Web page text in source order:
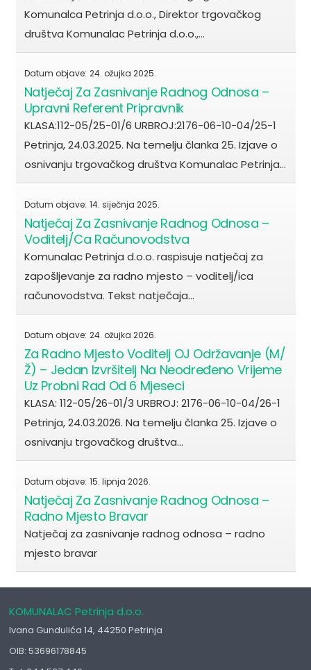
Komunalca Petrinja d.o.o., Direktor trgovačkog
društva Komunalac Petrinja d.o.o.,…
Datum objave: 24. ožujka 2025.
Natječaj Za Zasnivanje Radnog Odnosa –
Upravni Referent Pripravnik
KLASA:112-05/25-01/6 URBROJ:2176-06-10-04/25-1
Petrinja, 24.03.2025. Na temelju članka 25. Izjave o
osnivanju trgovačkog društva Komunalac Petrinja…
Datum objave: 14. siječnja 2025.
Natječaj Za Zasnivanje Radnog Odnosa –
Voditelj/ca Računovodstva
Komunalac Petrinja d.o.o. raspisuje natječaj za
zapošljevanje za radno mjesto – voditelj/ica
računovodstva. Tekst natječaja…
Datum objave: 24. ožujka 2026.
Za Radno Mjesto Voditelj OJ Održavanje (m/
Ž) – Jedan Izvršitelj Na Neodređeno Vrijeme
Uz Probni Rad Od 6 Mjeseci
KLASA: 112-05/26-01/3 URBROJ: 2176-06-10-04/26-1
Petrinja, 24.03.2026. Na temelju članka 25. Izjave o
osnivanju trgovačkog društva…
Datum objave: 15. lipnja 2026.
Natječaj Za Zasnivanje Radnog Odnosa –
Radno Mjesto Bravar
Natječaj za zasnivanje radnog odnosa – radno
mjesto bravar
KOMUNALAC Petrinja d.o.o.
Ivana Gundulića 14, 44250 Petrinja
OIB: 53696178845